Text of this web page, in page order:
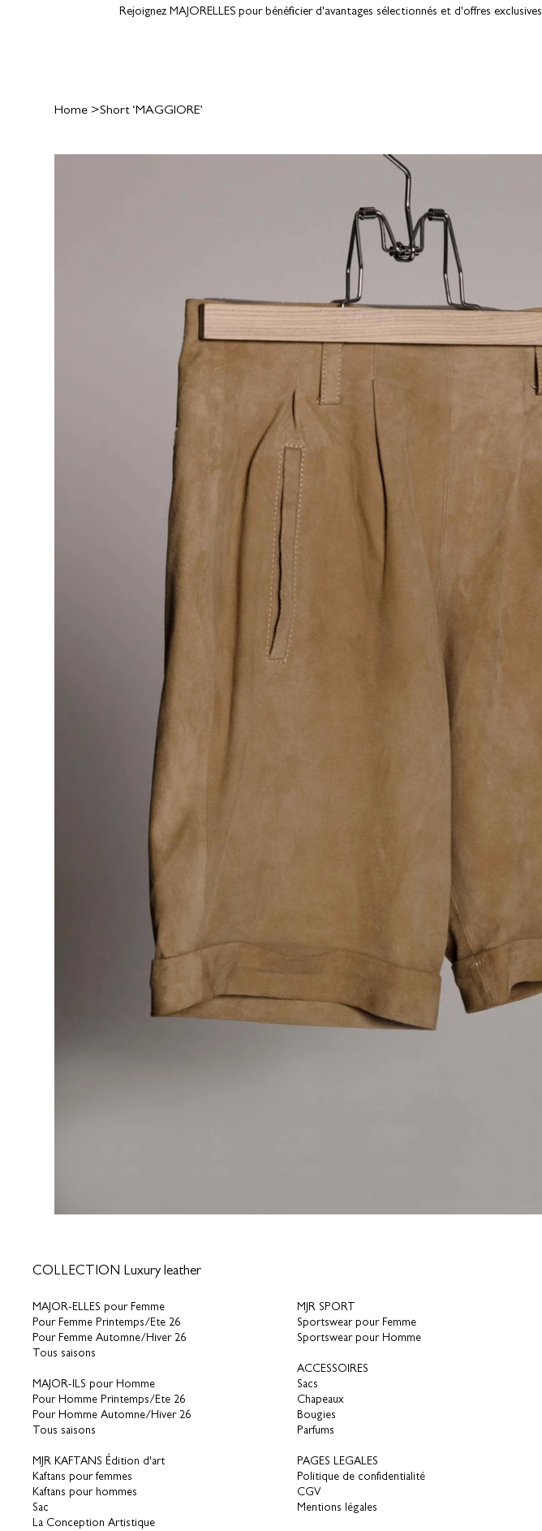
Rejoignez MAJORELLES pour bénéficier d'avantages sélectionnés et d'offres exclusives
Home >Short ‘MAGGIORE’
COLLECTION Luxury leather
MAJOR-ELLES pour Femme
Pour Femme Printemps/Ete 26
Pour Femme Automne/Hiver 26
Tous saisons
MAJOR-ILS pour Homme
Pour Homme Printemps/Ete 26
Pour Homme Automne/Hiver 26
Tous saisons
MJR KAFTANS Édition d'art
Kaftans pour femmes
Kaftans pour hommes
Sac
La Conception Artistique
MJR SPORT
Sportswear pour Femme
Sportswear pour Homme
ACCESSOIRES
Sacs
Chapeaux
Bougies
Parfums
PAGES LEGALES
Politique de confidentialité
CGV
Mentions légales